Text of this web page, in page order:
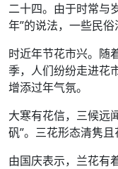
二十四。由于时常与
年”的说法，一些民俗
时近年节花市兴。随
季，人们纷纷走进花
增添过年气氛。
大寒有花信，三候远
矾”。三花形态清隽
由国庆表示，兰花有